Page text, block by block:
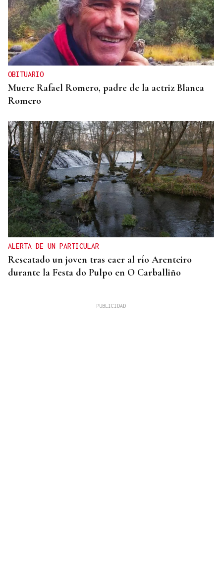
OBITUARIO
Muere Rafael Romero, padre de la actriz Blanca
Romero
ALERTA DE UN PARTICULAR
Rescatado un joven tras caer al río Arenteiro
durante la Festa do Pulpo en O Carballiño